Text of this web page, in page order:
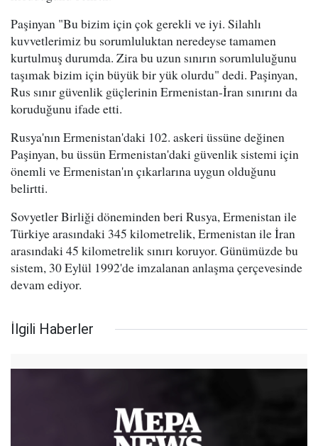
Paşinyan "Bu bizim için çok gerekli ve iyi. Silahlı
kuvvetlerimiz bu sorumluluktan neredeyse tamamen
kurtulmuş durumda. Zira bu uzun sınırın sorumluluğunu
taşımak bizim için büyük bir yük olurdu" dedi. Paşinyan,
Rus sınır güvenlik güçlerinin Ermenistan-İran sınırını da
koruduğunu ifade etti.
Rusya'nın Ermenistan'daki 102. askeri üssüne değinen
Paşinyan, bu üssün Ermenistan'daki güvenlik sistemi için
önemli ve Ermenistan'ın çıkarlarına uygun olduğunu
belirtti.
Sovyetler Birliği döneminden beri Rusya, Ermenistan ile
Türkiye arasındaki 345 kilometrelik, Ermenistan ile İran
arasındaki 45 kilometrelik sınırı koruyor. Günümüzde bu
sistem, 30 Eylül 1992'de imzalanan anlaşma çerçevesinde
devam ediyor.
İlgili Haberler